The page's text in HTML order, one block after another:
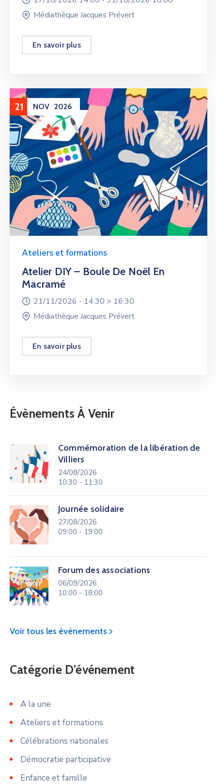
Médiathèque Jacques Prévert
En savoir plus
21 NOV 2026
Ateliers et formations
Atelier DIY – Boule De Noël En
Macramé
21/11/2026 - 14:30 > 16:30
Médiathèque Jacques Prévert
En savoir plus
Évènements À Venir
Commémoration de la libération de
Villiers
24/08/2026
10:30 - 11:30
Journée solidaire
27/08/2026
09:00 - 19:00
Forum des associations
06/09/2026
10:00 - 18:00
Voir tous les événements
Catégorie D’événement
A la une
Ateliers et formations
Célébrations nationales
Démocratie participative
Enfance et famille